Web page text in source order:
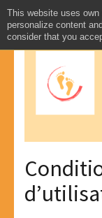
This website uses
personalize content
consider that you
Aller
Africaine –